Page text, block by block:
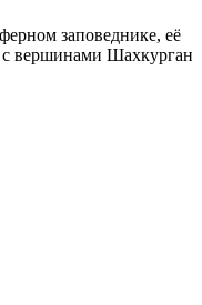
заповеднике, её
с вершинами Шахкурган